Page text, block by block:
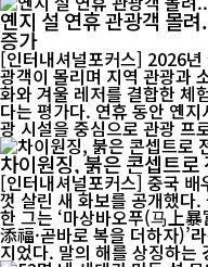
옌지 설 연휴 관광객 몰
증가
[인터내셔널포커스] 2026년
광객이 몰리며 지역 관광과
화와 겨울 레저를 결합한 체
다는 평가다. 연휴 동안 옌지시는 조선족 민속 체험과 공연, 겨울 관
광 시설을 중심으로 관광 프
차이원징, 붉은 콘셉트로
[인터내셔널포커스] 중국
껏 살린 새 화보를 공개했다
한 그는 ‘마상바오푸(马上
添福·곧바로 복을 더하자)’
지었다. 말의 해를 상징하는